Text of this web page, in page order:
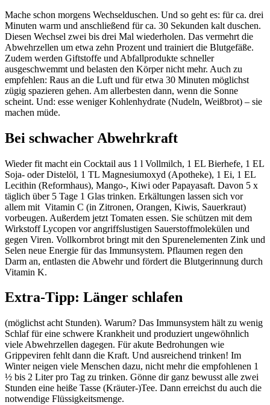
Mache schon morgens Wechselduschen. Und so geht es: für ca. drei
Minuten warm und anschließend für ca. 30 Sekunden kalt duschen.
Diesen Wechsel zwei bis drei Mal wiederholen. Das vermehrt die
Abwehrzellen um etwa zehn Prozent und trainiert die Blutgefäße.
Zudem werden Giftstoffe und Abfallprodukte schneller
ausgeschwemmt und belasten den Körper nicht mehr. Auch zu
empfehlen: Raus an die Luft und für etwa 30 Minuten möglichst
zügig spazieren gehen. Am allerbesten dann, wenn die Sonne
scheint. Und: esse weniger Kohlenhydrate (Nudeln, Weißbrot) – sie
machen müde.
Bei schwacher Abwehrkraft
Wieder fit macht ein Cocktail aus 1 l Vollmilch, 1 EL Bierhefe, 1 EL
Soja- oder Distelöl, 1 TL Magnesiumoxyd (Apotheke), 1 Ei, 1 EL
Lecithin (Reformhaus), Mango-, Kiwi oder Papayasaft. Davon 5 x
täglich über 5 Tage 1 Glas trinken. Erkältungen lassen sich vor
allem mit Vitamin C (in Zitronen, Orangen, Kiwis, Sauerkraut)
vorbeugen. Außerdem jetzt Tomaten essen. Sie schützen mit dem
Wirkstoff Lycopen vor angriffslustigen Sauerstoffmolekülen und
gegen Viren. Vollkornbrot bringt mit den Spurenelementen Zink und
Selen neue Energie für das Immunsystem. Pflaumen regen den
Darm an, entlasten die Abwehr und fördert die Blutgerinnung durch
Vitamin K.
Extra-Tipp: Länger schlafen
(möglichst acht Stunden). Warum? Das Immunsystem hält zu wenig
Schlaf für eine schwere Krankheit und produziert ungewöhnlich
viele Abwehrzellen dagegen. Für akute Bedrohungen wie
Grippeviren fehlt dann die Kraft. Und ausreichend trinken! Im
Winter neigen viele Menschen dazu, nicht mehr die empfohlenen 1
½ bis 2 Liter pro Tag zu trinken. Gönne dir ganz bewusst alle zwei
Stunden eine heiße Tasse (Kräuter-)Tee. Dann erreichst du auch die
notwendige Flüssigkeitsmenge.